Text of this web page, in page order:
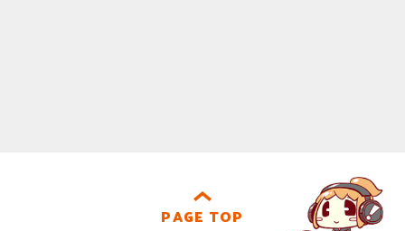
PAGE TOP